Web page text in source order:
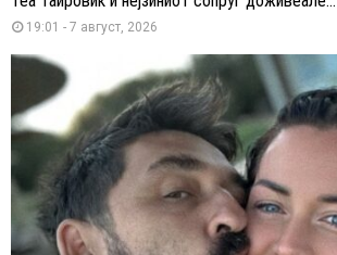
19:01 - 7 август, 2026